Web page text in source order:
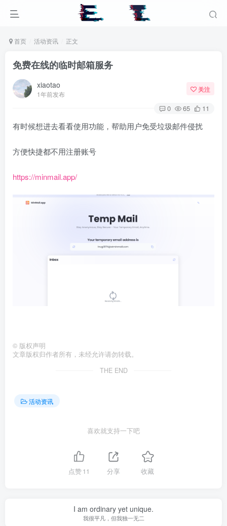
首页 活动资讯 正文
免费在线的临时邮箱服务
xiaotao
1年前发布
关注
0 65 11
有时候想进去看看使用功能，帮助用户免受垃圾邮件侵扰
方便快捷都不用注册账号
https://minmail.app/
© 版权声明
文章版权归作者所有，未经允许请勿转载。
THE END
活动资讯
喜欢就支持一下吧
点赞11 分享 收藏
I am ordinary yet unique.
我很平凡，但我独一无二